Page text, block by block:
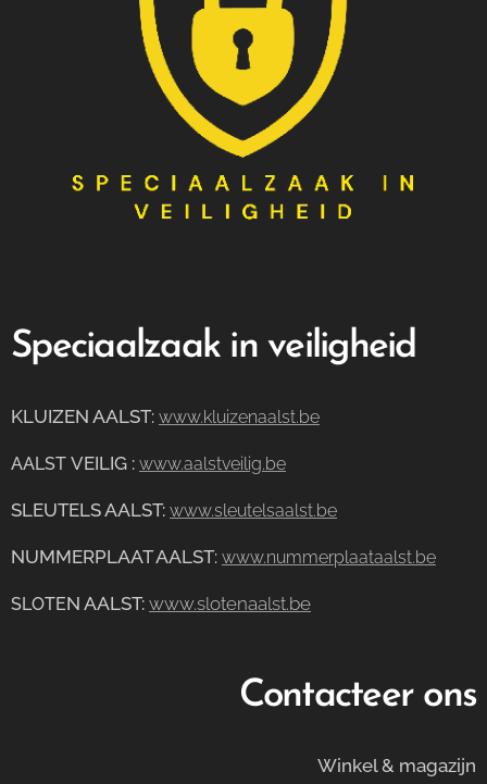
Speciaalzaak in veiligheid
KLUIZEN AALST: www.kluizenaalst.be
AALST VEILIG : www.aalstveilig.be
SLEUTELS AALST: www.sleutelsaalst.be
NUMMERPLAAT AALST: www.nummerplaataalst.be
SLOTEN AALST: www.slotenaalst.be
Contacteer ons
Winkel & magazijn